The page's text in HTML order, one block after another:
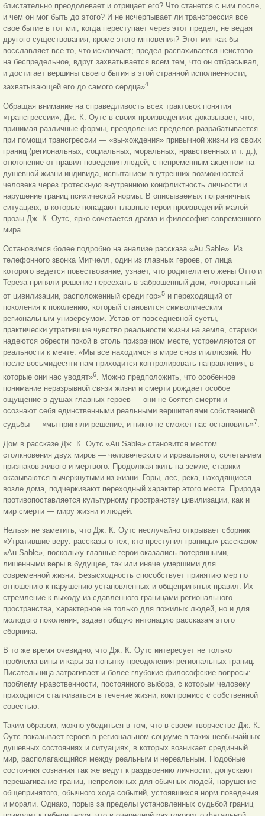
блистательно преодолевает и отрицает его? Что станется с ним после,
и чем он мог быть до этого? И не исчерпывает ли трансгрессия все
свое бытие в тот миг, когда переступает через этот предел, не ведая
другого существования, кроме этого мгновения? Этот миг как бы
восславляет все то, что исключает; предел распахивается неистово
на беспредельное, вдруг захватывается всем тем, что он отбрасывал,
и достигает вершины своего бытия в этой странной исполненности,
захватывающей его до самого сердца»4.
Обращая внимание на справедливость всех трактовок понятия
«трансгрессии», Дж. К. Оутс в своих произведениях доказывает, что,
принимая различные формы, преодоление пределов разрабатывается
при помощи трансгрессии — «вы-хождения» привычной жизни из своих
границ (региональных, социальных, моральных, нравственных и т. д.),
отклонение от правил поведения людей, с непременным акцентом на
душевной жизни индивида, испытанием внутренних возможностей
человека через гротескную внутреннюю конфликтность личности и
нарушение границ психической нормы. В описываемых пограничных
ситуациях, в которые попадают главные герои произведений малой
прозы Дж. К. Оутс, ярко сочетается драма и философия современного
мира.
Остановимся более подробно на анализе рассказа «Au Sable». Из
телефонного звонка Митчелл, один из главных героев, от лица
которого ведется повествование, узнает, что родители его жены Отто и
Тереза приняли решение переехать в заброшенный дом, «оторванный
от цивилизации, расположенный среди гор»5 и переходящий от
поколения к поколению, который становится символическим
региональным универсумом. Устав от повседневной суеты,
практически утратившие чувство реальности жизни на земле, старики
надеются обрести покой в столь призрачном месте, устремляются от
реальности к мечте. «Мы все находимся в мире снов и иллюзий. Но
после восьмидесяти нам приходится контролировать направления, в
которые они нас уводят»6. Можно предположить, что особенное
понимание неразрывной связи жизни и смерти рождает особое
ощущение в душах главных героев — они не боятся смерти и
осознают себя единственными реальными вершителями собственной
судьбы — «мы приняли решение, и никто не сможет нас остановить»7.
Дом в рассказе Дж. К. Оутс «Au Sable» становится местом
столкновения двух миров — человеческого и ирреального, сочетанием
признаков живого и мертвого. Продолжая жить на земле, старики
оказываются вычеркнутыми из жизни. Горы, лес, река, находящиеся
возле дома, подчеркивают переходный характер этого места. Природа
противопоставляется культурному пространству цивилизации, как и
мир смерти — миру жизни и людей.
Нельзя не заметить, что Дж. К. Оутс неслучайно открывает сборник
«Утратившие веру: рассказы о тех, кто преступил границы» рассказом
«Au Sable», поскольку главные герои оказались потерянными,
лишенными веры в будущее, так или иначе умершими для
современной жизни. Безысходность способствует принятию мер по
отношению к нарушению установленных и общепринятых правил. Их
стремление к выходу из сдавленного границами регионального
пространства, характерное не только для пожилых людей, но и для
молодого поколения, задает общую интонацию рассказам этого
сборника.
В то же время очевидно, что Дж. К. Оутс интересует не только
проблема вины и кары за попытку преодоления региональных границ.
Писательница затрагивает и более глубокие философские вопросы:
проблему нравственности, постоянного выбора, с которым человеку
приходится сталкиваться в течение жизни, компромисс с собственной
совестью.
Таким образом, можно убедиться в том, что в своем творчестве Дж. К.
Оутс показывает героев в региональном социуме в таких необычайных
душевных состояниях и ситуациях, в которых возникает срединный
мир, располагающийся между реальным и нереальным. Подобные
состояния сознания так же ведут к раздвоению личности, допускают
перешагивание границ, непреложных для обычных людей, нарушение
общепринятого, обычного хода событий, устоявшихся норм поведения
и морали. Однако, порыв за пределы установленных судьбой границ